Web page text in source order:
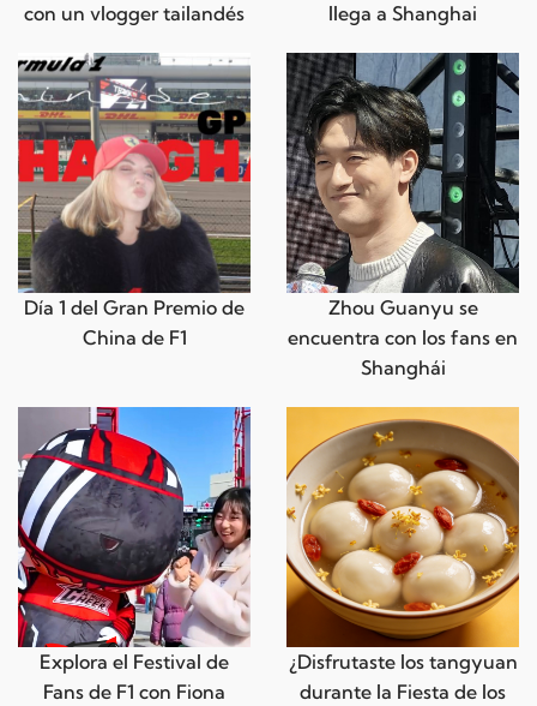
con un vlogger tailandés
llega a Shanghai
Día 1 del Gran Premio de
China de F1
Zhou Guanyu se
encuentra con los fans en
Shanghái
Explora el Festival de
Fans de F1 con Fiona
¿Disfrutaste los tangyuan
durante la Fiesta de los